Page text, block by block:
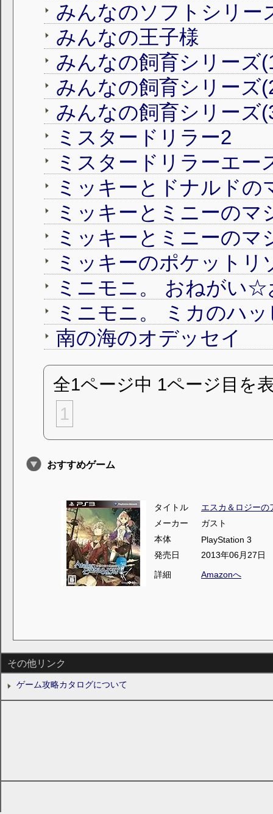
みんなのソフトシリー
みんなの王子様
みんなの飼育シリーズ
みんなの飼育シリーズ
ミスタードリラー2
ミッキーとドナルド
ミッキーとミニーのマ
ミッキーとミニーのマ
ミッキーのポケットリ
ミニモニ。 おねがい☆
南の海のオデッセイ
全1ページ中 1ページ目を
1
おすすめゲーム
タイトル
エスカ＆ロジーの
メーカー
ガスト
本体
PlayStation 3
発売日
2013年06月27日
詳細
Amazonへ
その他リンク
ゲーム攻略カタログについて